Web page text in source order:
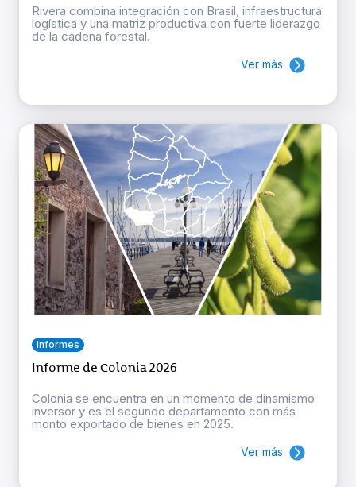
Rivera combina integración con Brasil, infraestructura
logística y una matriz productiva con fuerte liderazgo
de la cadena forestal.
Ver más
Informes
Informe de Colonia 2026
Colonia se encuentra en un momento de dinamismo
inversor y es el segundo departamento con más
monto exportado de bienes en 2025.
Ver más